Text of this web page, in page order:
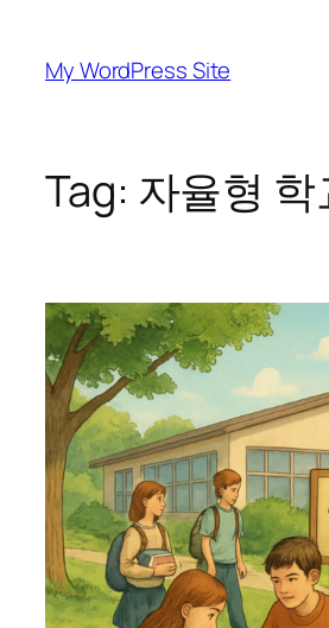
content
My WordPress Site
Tag: 자율형 학